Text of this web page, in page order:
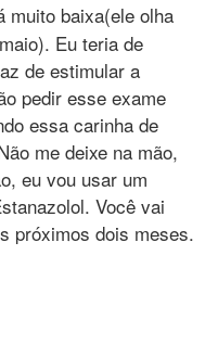
muito baixa(ele olha
Eu teria de
de estimular a
pedir esse exame
essa carinha de
me deixe na mão,
eu vou usar um
Você vai
próximos dois meses.